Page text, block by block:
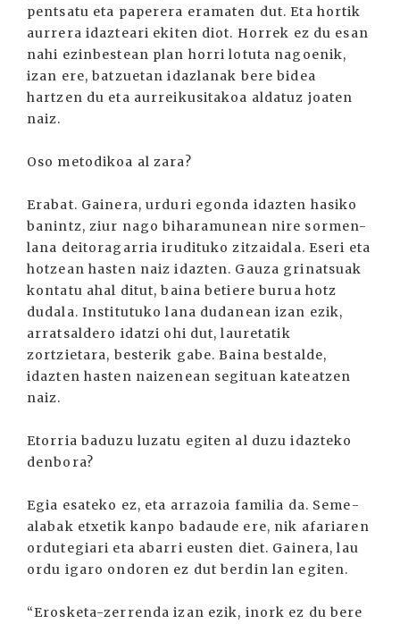
pentsatu eta paperera eramaten dut. Eta hortik
aurrera idazteari ekiten diot. Horrek ez du esan
nahi ezinbestean plan horri lotuta nagoenik,
izan ere, batzuetan idazlanak bere bidea
hartzen du eta aurreikusitakoa aldatuz joaten
naiz.
Oso metodikoa al zara?
Erabat. Gainera, urduri egonda idazten hasiko
banintz, ziur nago biharamunean nire sormen-
lana deitoragarria irudituko zitzaidala. Eseri eta
hotzean hasten naiz idazten. Gauza grinatsuak
kontatu ahal ditut, baina betiere burua hotz
dudala. Institutuko lana dudanean izan ezik,
arratsaldero idatzi ohi dut, lauretatik
zortzietara, besterik gabe. Baina bestalde,
idazten hasten naizenean segituan kateatzen
naiz.
Etorria baduzu luzatu egiten al duzu idazteko
denbora?
Egia esateko ez, eta arrazoia familia da. Seme-
alabak etxetik kanpo badaude ere, nik afariaren
ordutegiari eta abarri eusten diet. Gainera, lau
ordu igaro ondoren ez dut berdin lan egiten.
“Erosketa-zerrenda izan ezik, inork ez du bere